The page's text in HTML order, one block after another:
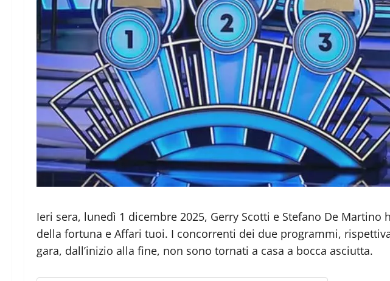
Ieri sera, lunedì 1 dicembre 2025, Gerry Scotti e Stefano De
della fortuna e Affari tuoi. I concorrenti dei due programmi,
gara, dall’inizio alla fine, non sono tornati a casa a bocca asciutta.